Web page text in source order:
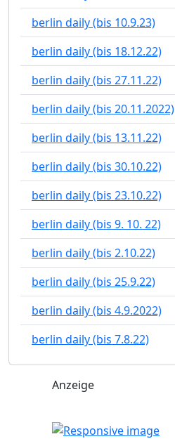
berlin daily (bis 10.9.23)
berlin daily (bis 18.12.22)
berlin daily (bis 27.11.22)
berlin daily (bis 20.11.2022)
berlin daily (bis 13.11.22)
berlin daily (bis 30.10.22)
berlin daily (bis 23.10.22)
berlin daily (bis 9. 10. 22)
berlin daily (bis 2.10.22)
berlin daily (bis 25.9.22)
berlin daily (bis 4.9.2022)
berlin daily (bis 7.8.22)
Anzeige